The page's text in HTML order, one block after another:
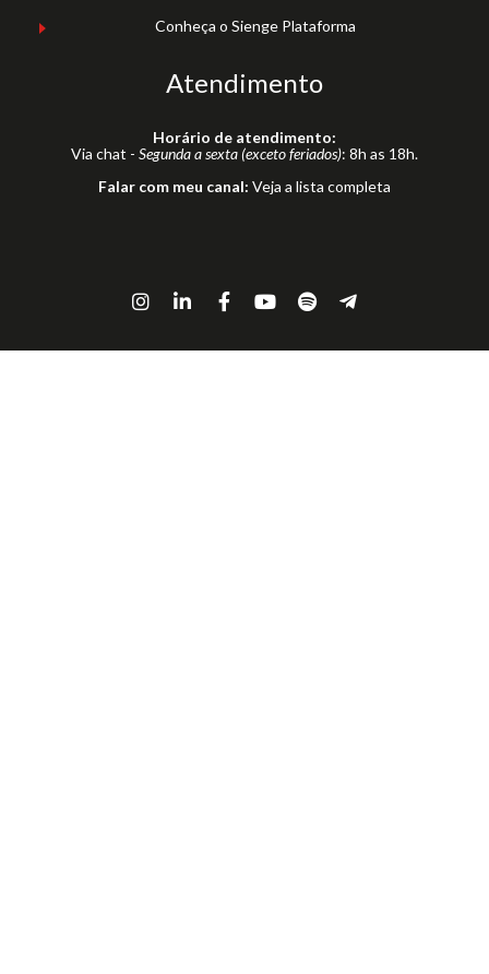
Conheça o Sienge Plataforma
Atendimento
Horário de atendimento:
Via chat - Segunda a sexta (exceto feriados): 8h as 18h.
Falar com meu canal: Veja a lista completa